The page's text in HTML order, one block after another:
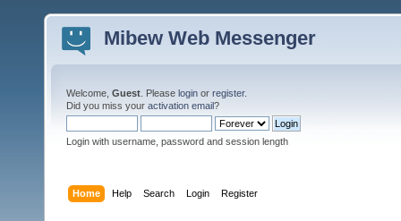
Mibew Web Messenger
Welcome, Guest . Please login or register.
Did you miss your activation email?
Login with username, password and session length
Home Help Search Login Register